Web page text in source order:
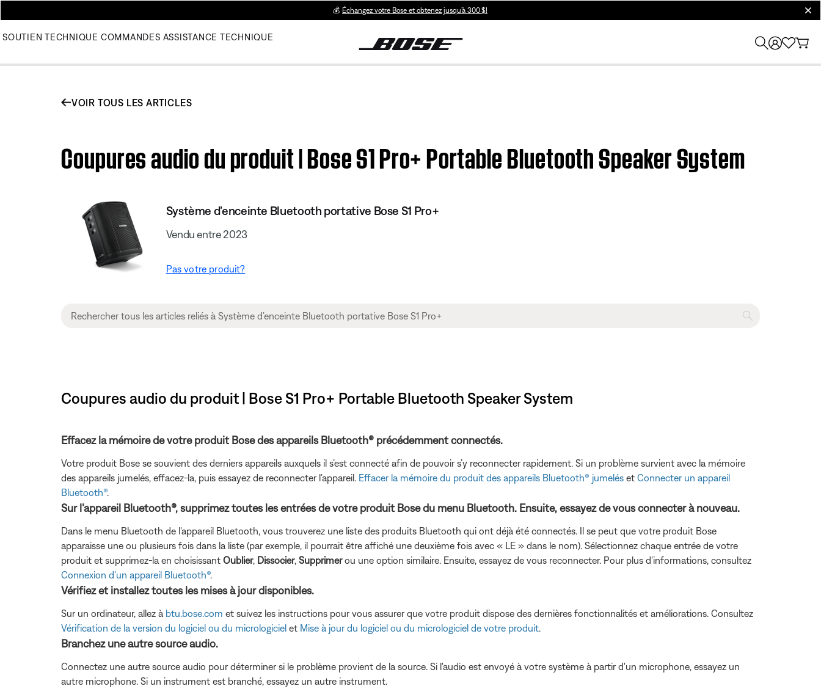
💰 Échangez votre Bose et obtenez jusqu’à 300 $!
SOUTIEN TECHNIQUE COMMANDES ASSISTANCE TECHNIQUE
VOIR TOUS LES ARTICLES
Coupures audio du produit | Bose S1 Pro+ Portable Bluetooth Speaker System
Système d’enceinte Bluetooth portative Bose S1 Pro+
Vendu entre 2023
Pas votre produit?
Coupures audio du produit | Bose S1 Pro+ Portable Bluetooth Speaker System
Effacez la mémoire de votre produit Bose des appareils Bluetooth® précédemment connectés.
Votre produit Bose se souvient des derniers appareils auxquels il s’est connecté afin de pouvoir s’y reconnecter rapidement. Si un problème survient avec la mémoire
des appareils jumelés, effacez-la, puis essayez de reconnecter l’appareil. Effacer la mémoire du produit des appareils Bluetooth® jumelés et Connecter un appareil
Bluetooth®.
Sur l’appareil Bluetooth®, supprimez toutes les entrées de votre produit Bose du menu Bluetooth. Ensuite, essayez de vous connecter à nouveau.
Dans le menu Bluetooth de l'appareil Bluetooth, vous trouverez une liste des produits Bluetooth qui ont déjà été connectés. Il se peut que votre produit Bose
apparaisse une ou plusieurs fois dans la liste (par exemple, il pourrait être affiché une deuxième fois avec « LE » dans le nom). Sélectionnez chaque entrée de votre
produit et supprimez-la en choisissant Oublier, Dissocier, Supprimerou une option similaire. Ensuite, essayez de vous reconnecter. Pour plus d'informations, consultez
Connexion d’un appareil Bluetooth®.
Vérifiez et installez toutes les mises à jour disponibles.
Sur un ordinateur, allez à btu.bose.com et suivez les instructions pour vous assurer que votre produit dispose des dernières fonctionnalités et améliorations. Consultez
Vérification de la version du logiciel ou du micrologiciel et Mise à jour du logiciel ou du micrologiciel de votre produit
Branchez une autre source audio.
Connectez une autre source audio pour déterminer si le problème provient de la source. Si l'audio est envoyé à votre système à partir d'un microphone, essayez un
autre microphone. Si un instrument est branché, essayez un autre instrument.